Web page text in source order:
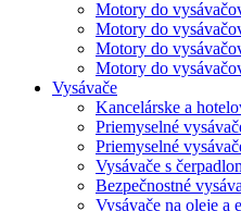
Motory do
Motory do
Motory do
Motory do
Vysávače
Kancelárske a
Priemyselné
Priemyselné
Vysávače s
Bezpečnostné
Vysávače na oleje a